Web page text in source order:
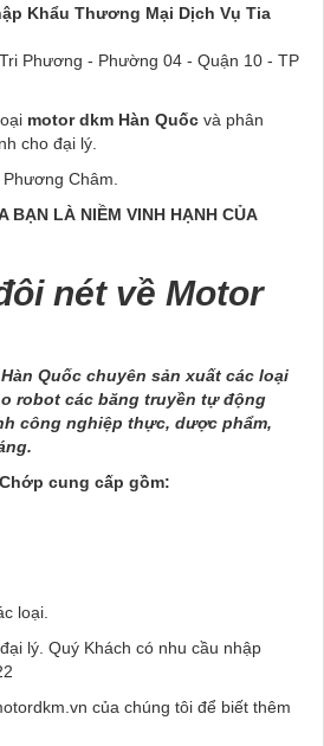
Khẩu Thương Mại Dịch Vụ Tia
Phương - Phường 04 - Quận 10 - TP
motor dkm Hàn Quốc và phân
cho đại lý.
Châm.
BẠN LÀ NIỀM VINH HẠNH CỦA
nét về Motor
Quốc chuyên sản xuất các loại
robot các băng truyền tự động
công nghiệp thực, dược phẩm,
cung cấp gồm:
loại.
lý. Quý Khách có nhu cầu nhập
của chúng tôi để biết thêm